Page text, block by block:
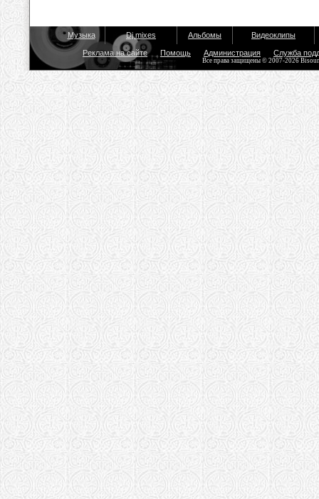
Музыка Dj mixes Альбомы Видеоклипы
Реклама на сайте Помощь Администрация Служба
Все права защищены © 2007-2026